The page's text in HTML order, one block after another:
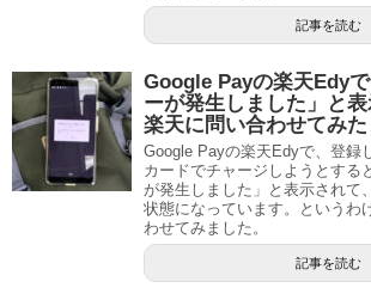
記事を読む
Google Payの楽天Edy
ーが発生しました」と表
楽天に問い合わせてみた
Google Payの楽天Edyで、登録
カードでチャージしようとする
が発生しました」と表示されて
状態になっています。というわ
わせてみました。
記事を読む